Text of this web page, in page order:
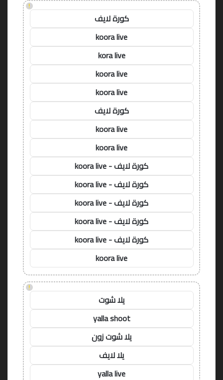
!
كورة لايف
koora live
kora live
koora live
koora live
كورة لايف
koora live
koora live
كورة لايف - koora live
كورة لايف - koora live
كورة لايف - koora live
كورة لايف - koora live
كورة لايف - koora live
koora live
!
يلا شوت
yalla shoot
يلا شوت زون
يلا لايف
yalla live